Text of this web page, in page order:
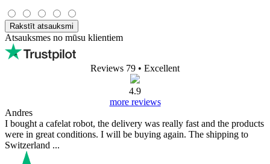
Rakstīt atsauksmi
Atsauksmes no mūsu klientiem
Reviews 79 • Excellent
4.9
more reviews
Andres
I bought a cafelat robot, the delivery was really fast and the products
were in great conditions. I will be buying again. The shipping to
Switzerland ...